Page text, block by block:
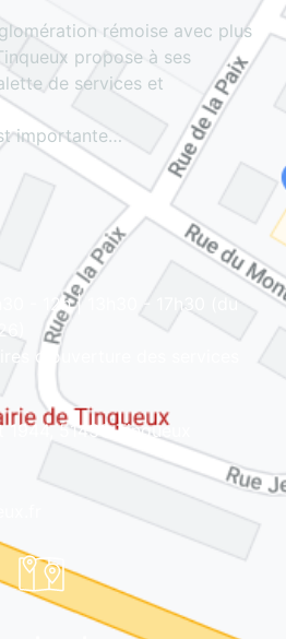
rémoise avec plus
propose à ses
de services et
importante…
- 12h | 13h30 - 17h30 (du
d'ouverture des services
51430 Tinqueux